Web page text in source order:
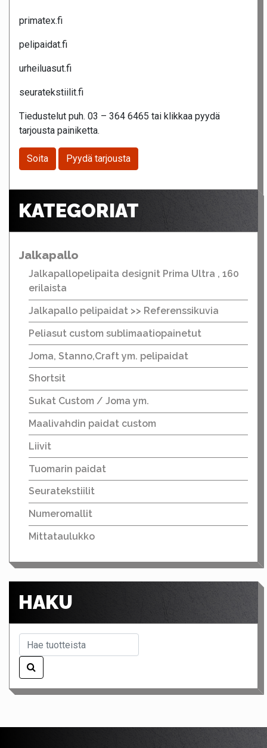
primatex.fi
pelipaidat.fi
urheiluasut.fi
seuratekstiilit.fi
Tiedustelut puh. 03 – 364 6465 tai klikkaa pyydä
tarjousta painiketta.
Soita Pyydä tarjousta
KATEGORIAT
Jalkapallo
Jalkapallopelipaita designit Prima Ultra , 160
erilaista
Jalkapallo pelipaidat >> Referenssikuvia
Peliasut custom sublimaatiopainetut
Joma, Stanno,Craft ym. pelipaidat
Shortsit
Sukat Custom / Joma ym.
Maalivahdin paidat custom
Liivit
Tuomarin paidat
Seuratekstiilit
Numeromallit
Mittataulukko
HAKU